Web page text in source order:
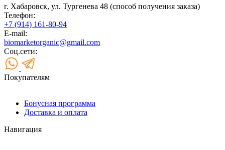
г. Хабаровск, ул. Тургенева 48 (способ получения заказа)
Телефон:
+7 (914) 161-80-94
E-mail:
biomarketorganic@gmail.com
Соц.сети:
Покупателям
Бонусная программа
Доставка и оплата
Навигация